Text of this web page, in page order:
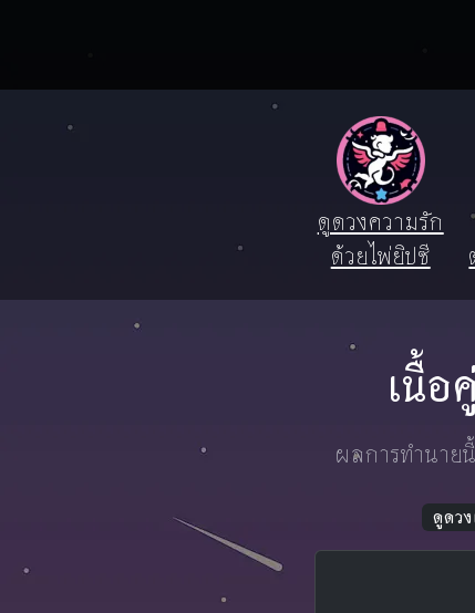
ดูดวงความรัก
ด้วยไพ่ยิปซี
เนื้
ผลการทำนาย
ดูดว